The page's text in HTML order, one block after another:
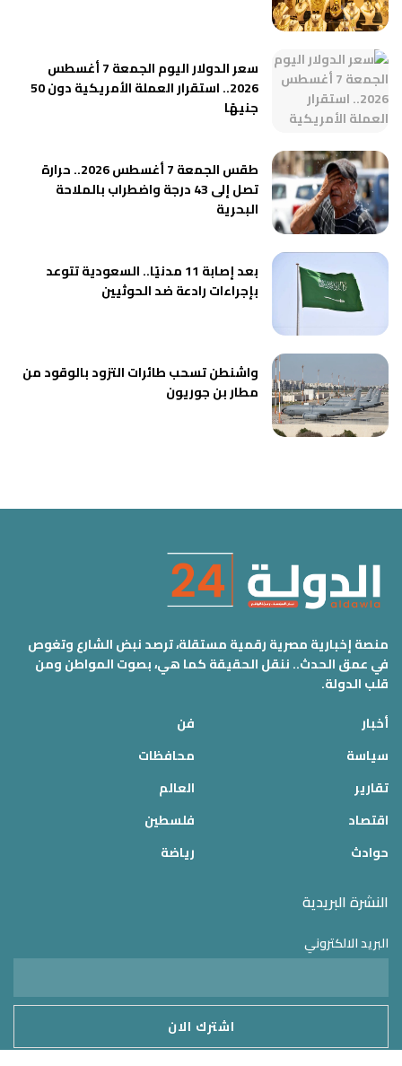
سعر الدولار اليوم الجمعة 7 أغسطس
2026.. استقرار العملة الأمريكية دون 50
جنيهًا
طقس الجمعة 7 أغسطس 2026.. حرارة
تصل إلى 43 درجة واضطراب بالملاحة
البحرية
بعد إصابة 11 مدنيًا.. السعودية تتوعد
بإجراءات رادعة ضد الحوثيين
واشنطن تسحب طائرات التزود بالوقود من
مطار بن جوريون
منصة إخبارية مصرية رقمية مستقلة، ترصد نبض الشارع وتغوص
في عمق الحدث.. ننقل الحقيقة كما هي، بصوت المواطن ومن
قلب الدولة.
أخبار
سياسة
تقارير
اقتصاد
حوادث
فن
محافظات
العالم
فلسطين
رياضة
النشرة البريدية
البريد الالكتروني